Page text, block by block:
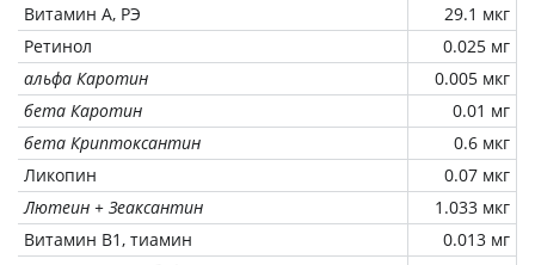
Витамин А, РЭ
29.1 мкг
Ретинол
0.025 мг
альфа Каротин
0.005 мкг
бета Каротин
0.01 мг
бета Криптоксантин
0.6 мкг
Ликопин
0.07 мкг
Лютеин + Зеаксантин
1.033 мкг
Витамин В1, тиамин
0.013 мг